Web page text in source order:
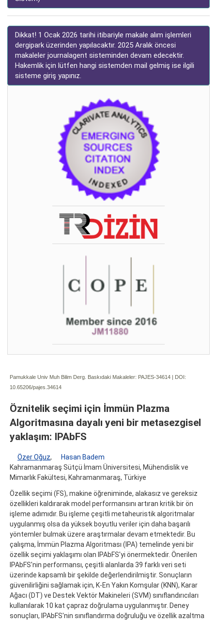
Dikkat! 1 Ocak 2026 tarihi itibariyle makale alım işlemleri
dergipark üzerinden yapılacaktır. 2025 Aralık öncesi
makaleler journalagent sisteminden devam edecektir.
Hakemlik için lütfen hangi sistemden mail gelmiş ise ilgili
sisteme giriş yapınız.
Pamukkale Univ Muh Bilim Derg. Baskıdaki Makaleler: PAJES-34614 | DOI:
10.65206/pajes.34614
Öznitelik seçimi için İmmün Plazma
Algoritmasına dayalı yeni bir metasezgisel
yaklaşım: IPAbFS
Özer Oğuz,
Hasan Badem
Kahramanmaraş Sütçü İmam Üniversitesi, Mühendislik ve
Mimarlık Fakültesi, Kahramanmaraş, Türkiye
Özellik seçimi (FS), makine öğreniminde, alakasız ve gereksiz
özellikleri kaldırarak model performansını artıran kritik bir ön
işleme adımıdır. Bu işleme çeşitli metaheuristik algoritmalar
uygulanmış olsa da yüksek boyutlu veriler için daha başarılı
yöntemler bulmak üzere araştırmalar devam etmektedir. Bu
çalışma, İmmün Plazma Algoritması (IPA) temelinde yeni bir
özellik seçimi yaklaşımı olan IPAbFS'yi önermektedir. Önerilen
IPAbFS'nin performansı, çeşitli alanlarda 39 farklı veri seti
üzerinde kapsamlı bir şekilde değerlendirilmiştir. Sonuçların
güvenilirliğini sağlamak için, K-En Yakın Komşular (KNN), Karar
Ağacı (DT) ve Destek Vektör Makineleri (SVM) sınıflandırıcıları
kullanılarak 10 kat çapraz doğrulama uygulanmıştır. Deney
sonuçları, IPAbFS'nin sınıflandırma doğruluğu ve özellik azaltma